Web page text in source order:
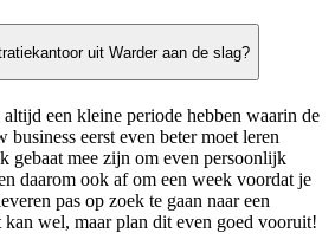
uit Warder aan de slag?
een kleine periode hebben waarin de
eerst even beter moet leren
gebaat mee zijn om even persoonlijk
daarom ook af om een week voordat je
pas op zoek te gaan naar een
wel, maar plan dit even goed vooruit!